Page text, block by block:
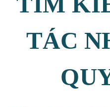
TÁC